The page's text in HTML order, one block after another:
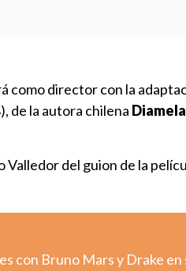
como director con la
de la autora chilena
del guion de la
con Bruno Mars y Drake en